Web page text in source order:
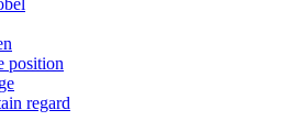
position
regard